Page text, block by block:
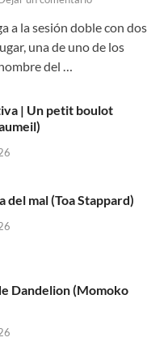
a la sesión doble con dos
una de uno de los
del …
| Un petit boulot
del mal (Toa Stappard)
Dandelion (Momoko